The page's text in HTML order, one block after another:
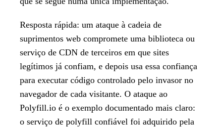
Resposta rápida: um ataque à cadeia de
suprimentos web compromete uma biblioteca ou
serviço de CDN de terceiros em que sites
legítimos já confiam, e depois usa essa confiança
para executar código controlado pelo invasor no
navegador de cada visitante. O ataque ao
Polyfill.io é o exemplo documentado mais claro:
o serviço de polyfill confiável foi adquirido pela